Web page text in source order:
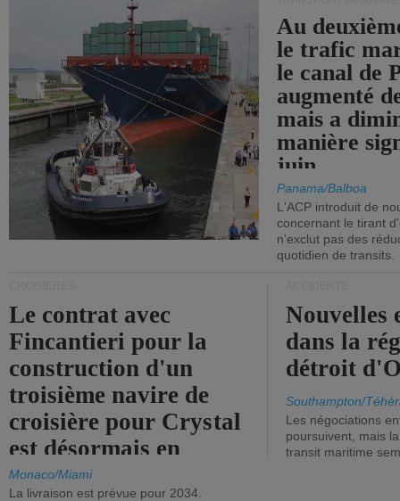
Au
le trafic
le canal de
augmenté
mais a
manière
juin.
Panama/Balboa
L'ACP introduit de
concernant le tirant
n'exclut pas des
quotidien de transits.
Le contrat avec
Fincantieri pour la
construction d'un
troisième navire de
croisière pour Crystal
est désormais en
vigueur.
Monaco/Miami
La livraison est prévue pour 2034.
Nouvelles
dans la
détroit
Southampton/
Les négociations
poursuivent, mais
transit maritime